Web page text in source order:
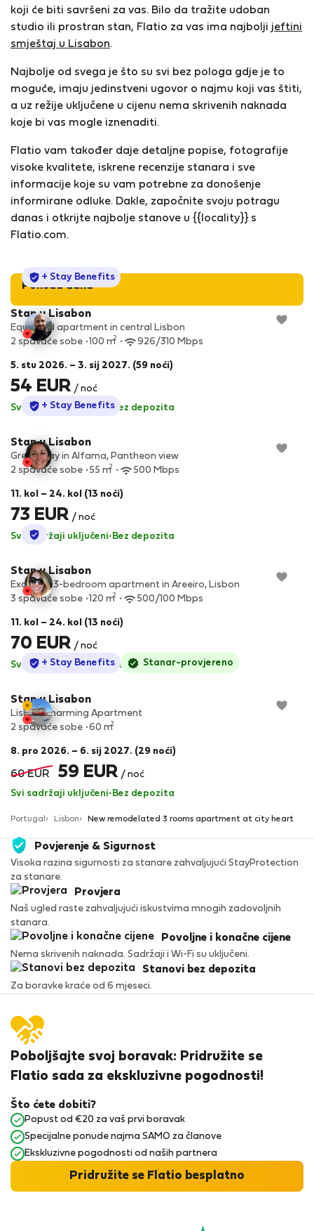
koji će biti savršeni za vas. Bilo da tražite udoban
studio ili prostran stan, Flatio za vas ima najbolji jeftini
smještaj u Lisabon.
Najbolje od svega je što su svi bez pologa gdje je to
moguće, imaju jedinstveni ugovor o najmu koji vas štiti,
a uz režije uključene u cijenu nema skrivenih naknada
koje bi vas mogle iznenaditi.
Flatio vam također daje detaljne popise, fotografije
visoke kvalitete, iskrene recenzije stanara i sve
informacije koje su vam potrebne za donošenje
informirane odluke. Dakle, započnite svoju potragu
danas i otkrijte najbolje stanove u {{locality}} s
Flatio.com.
Ponuda dana
StayProtection
+ Stay Benefits
Stan u Lisabon
Equipped apartment in central Lisbon
2 spavaće sobe
100 m2 926/310 Mbps
5. stu 2026. – 3. sij 2027. (59 noći)
54 EUR / noć
Svi sadržaji uključeni·Bez depozita
StayProtection
+ Stay Benefits
Stan u Lisabon
Great stay in Alfama, Pantheon view
2 spavaće sobe
55 m2 500 Mbps
11. kol – 24. kol (13 noći)
73 EUR / noć
Svi sadržaji uključeni· Bez depozita
StayProtection
Stan u Lisabon
Excellent 3-bedroom apartment in Areeiro, Lisbon
3 spavaće sobe
120 m2 500/100 Mbps
11. kol – 24. kol (13 noći)
70 EUR / noć
Svi sadržaji uključeni·Bez depozita
StayProtection
+ Stay Benefits Stanar-provjereno
Stan u Lisabon
Lisboa Charming Apartment
2 spavaće sobe
60 m2
8. pro 2026. – 6. sij 2027. (29 noći)
60 EUR 59 EUR / noć
Svi sadržaji uključeni· Bez depozita
Portugal Lisbon New remodelated 3 rooms apartment at city heart
Povjerenje & Sigurnost
Visoka razina sigurnosti za stanare zahvaljujući StayProtection
za stanare.
Provjera
Naš ugled raste zahvaljujući iskustvima mnogih zadovoljnih
stanara.
Povoljne i konačne cijene
Nema skrivenih naknada. Sadržaji i Wi-Fi su uključeni.
Stanovi bez depozita
Za boravke kraće od 6 mjeseci.
Poboljšajte svoj boravak: Pridružite se
Flatio sada za ekskluzivne pogodnosti!
Što ćete dobiti?
Popust od €20 za vaš prvi boravak
Specijalne ponude najma SAMO za članove
Ekskluzivne pogodnosti od naših partnera
Pridružite se Flatio besplatno